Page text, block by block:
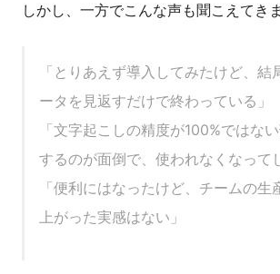
しかし、一方でこんな声も聞こえてきま
「とりあえず導入してみたけど、結
ータを見返すだけで終わっている」
「文字起こしの精度が100%ではな
するのが面倒で、使われなくなって
「便利にはなったけど、チームの生
上がった実感はない」